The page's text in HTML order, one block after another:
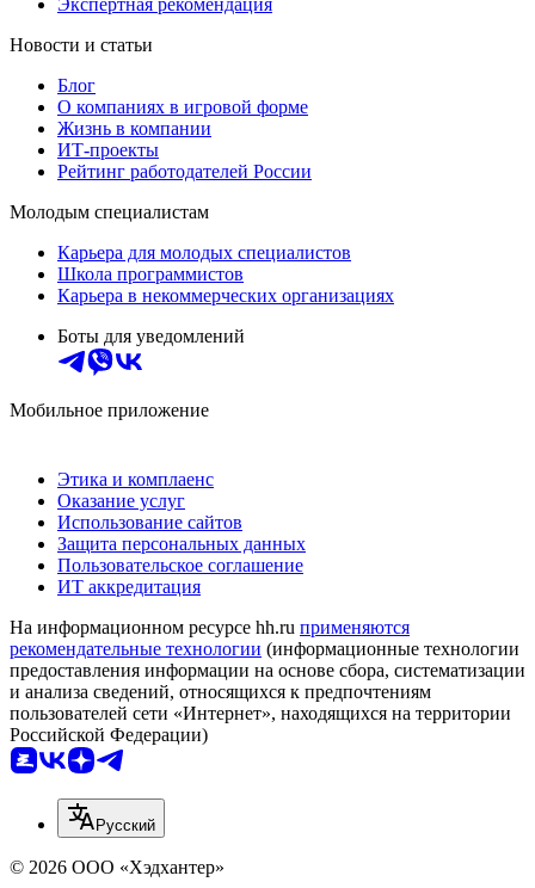
Новости и статьи
Блог
О компаниях в игровой форме
Жизнь в компании
ИТ-проекты
Рейтинг работодателей России
Молодым специалистам
Карьера для молодых специалистов
Школа программистов
Карьера в некоммерческих организациях
Боты для уведомлений
Мобильное приложение
Этика и комплаенс
Оказание услуг
Использование сайтов
Защита персональных данных
Пользовательское соглашение
ИТ аккредитация
На информационном ресурсе hh.ru применяются
рекомендательные технологии (информационные технологии
предоставления информации на основе сбора, систематизации
и анализа сведений, относящихся к предпочтениям
пользователей сети «Интернет», находящихся на территории
Российской Федерации)
Русский
© 2026 ООО «Хэдхантер»